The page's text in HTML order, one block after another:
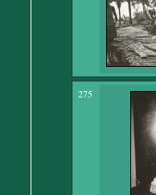
275